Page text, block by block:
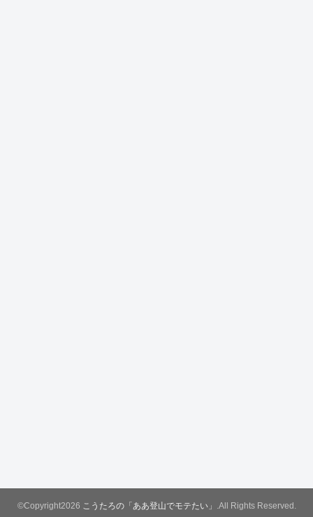
©Copyright2026 こうたろの「ああ登山でモテたい」 .All Rights Reserved.